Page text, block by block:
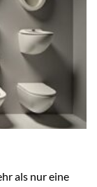
als nur eine